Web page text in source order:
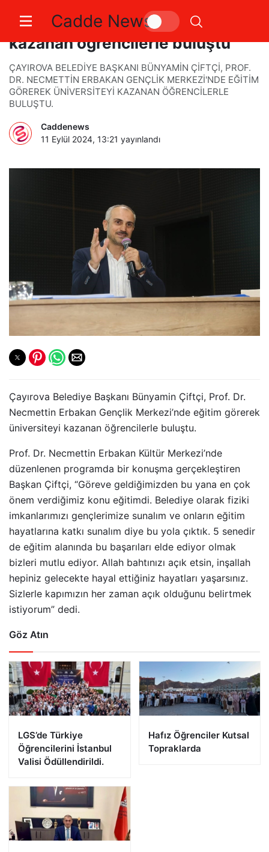
Cadde News
Başkan Çiftçi, üniversiteyi
kazanan öğrencilerle buluştu
ÇAYIROVA BELEDİYE BAŞKANI BÜNYAMİN ÇİFTÇİ, PROF.
DR. NECMETTİN ERBAKAN GENÇLİK MERKEZİ'NDE EĞİTİM
GÖREREK ÜNİVERSİTEYİ KAZANAN ÖĞRENCİLERLE
BULUŞTU.
Caddenews
11 Eylül 2024, 13:21 yayınlandı
Çayırova Belediye Başkanı Bünyamin Çiftçi, Prof. Dr.
Necmettin Erbakan Gençlik Merkezi’nde eğitim görerek
üniversiteyi kazanan öğrencilerle buluştu.
Prof. Dr. Necmettin Erbakan Kültür Merkezi’nde
düzenlenen programda bir konuşma gerçekleştiren
Başkan Çiftçi, “Göreve geldiğimizden bu yana en çok
önem verdiğimiz konu eğitimdi. Belediye olarak fiziki
imkanlarımızı gençlerimize sunalım ve onların eğitim
hayatlarına katkı sunalım diye bu yola çıktık. 5 senedir
de eğitim alanında bu başarıları elde ediyor olmak
bizleri mutlu ediyor. Allah bahtınızı açık etsin, inşallah
hepiniz gelecekte hayal ettiğiniz hayatları yaşarsınız.
Sizlerle kapımızın her zaman açık olduğunu belirtmek
istiyorum” dedi.
Göz Atın
LGS’de Türkiye
Öğrencilerini İstanbul
Valisi Ödüllendirildi.
Hafız Öğrenciler Kutsal
Topraklarda